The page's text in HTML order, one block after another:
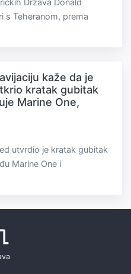
s Teheranom, prema
kaže da je
kratak gubitak
Marine One,
utvrdio je kratak gubitak
Marine One i